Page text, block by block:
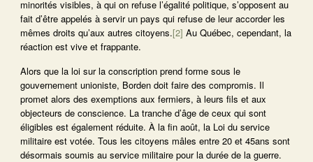
minorités visibles, à qui on refuse l’égalité politique, s’opposent au
fait d’être appelés à servir un pays qui refuse de leur accorder les
mêmes droits qu’aux autres citoyens.[2] Au Québec, cependant, la
réaction est vive et frappante.
Alors que la loi sur la conscription prend forme sous le
gouvernement unioniste, Borden doit faire des compromis. Il
promet alors des exemptions aux fermiers, à leurs fils et aux
objecteurs de conscience. La tranche d’âge de ceux qui sont
éligibles est également réduite. À la fin août, la Loi du service
militaire est votée. Tous les citoyens mâles entre 20 et 45ans sont
désormais soumis au service militaire pour la durée de la guerre.